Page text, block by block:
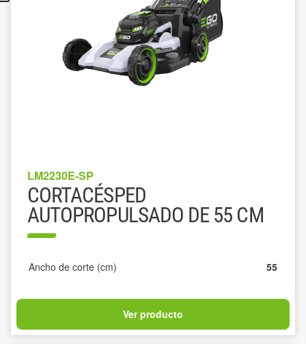
LM2230E-SP
CORTACÉSPED
AUTOPROPULSADO DE 55 CM
Ancho de corte (cm) 55
Ver producto